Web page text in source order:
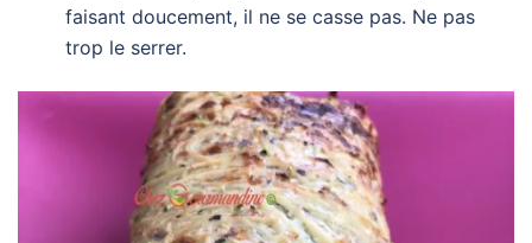
faisant doucement, il ne se casse pas. Ne pas
trop le serrer.